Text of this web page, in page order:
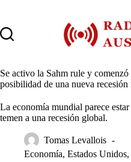
contenido
Se activo la Sahm rule y
posibilidad de una nueva recesión
La economía mundial parece
temen a una recesión global.
Tomas Levallois
Economía, Estados Unidos,